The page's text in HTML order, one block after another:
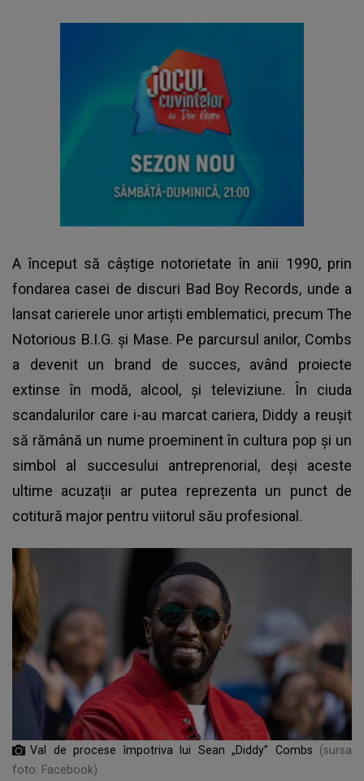
A început să câștige notorietate în anii 1990, prin
fondarea casei de discuri Bad Boy Records, unde a
lansat carierele unor artiști emblematici, precum The
Notorious B.I.G. și Mase. Pe parcursul anilor, Combs
a devenit un brand de succes, având proiecte
extinse în modă, alcool, și televiziune. În ciuda
scandalurilor care i-au marcat cariera, Diddy a reușit
să rămână un nume proeminent în cultura pop și un
simbol al succesului antreprenorial, deși aceste
ultime acuzații ar putea reprezenta un punct de
cotitură major pentru viitorul său profesional.
Val de procese împotriva lui Sean „Diddy” Combs
(sursa
foto: Facebook)